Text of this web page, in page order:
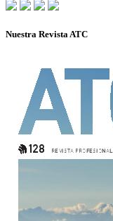
Nuestra Revista ATC